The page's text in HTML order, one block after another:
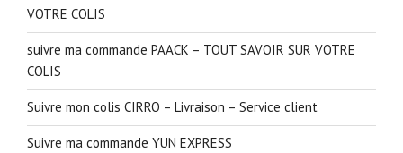
VOTRE COLIS
suivre ma commande PAACK – TOUT SAVOIR SUR VOTRE
COLIS
Suivre mon colis CIRRO – Livraison – Service client
Suivre ma commande YUN EXPRESS